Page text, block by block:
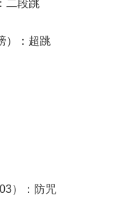
二段跳
）：超跳
）：防咒